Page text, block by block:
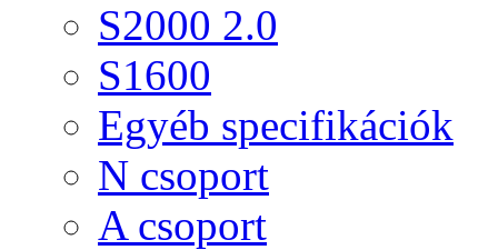
S2000 2.0
S1600
Egyéb specifikációk
N csoport
A csoport